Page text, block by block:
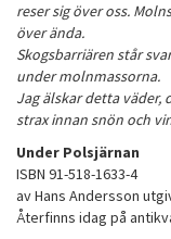
reser sig över oss.
över ända.
Skogsbarriären står
under molnmassorna.
Jag älskar detta väder,
strax innan snön och
Under Polsjärnan
ISBN 91-518-1633-4
av Hans Andersson
Återfinns idag på